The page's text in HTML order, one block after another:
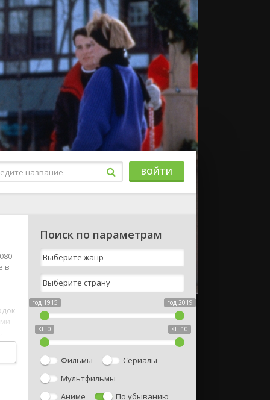
ВОЙТИ
в
Поиск по параметрам
год 1915 год 2019
КП 0 КП 10
Фильмы
Сериалы
Мультфильмы
Аниме
По убыванию